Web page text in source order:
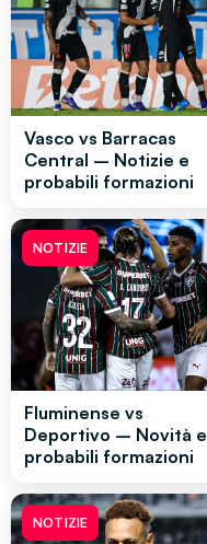
Vasco vs Barracas
Central – Notizie e
probabili formazioni
NOTIZIE
Fluminense vs
Deportivo – Novità e
probabili formazioni
NOTIZIE